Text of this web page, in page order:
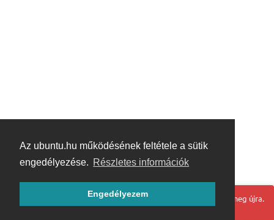
Az ubuntu.hu működésének feltétele a sütik
engedélyezése. Részletes információk
Engedélyezem
Hoppá! Valami hiba történt. Frissítse az oldalt és próbálja meg újra.